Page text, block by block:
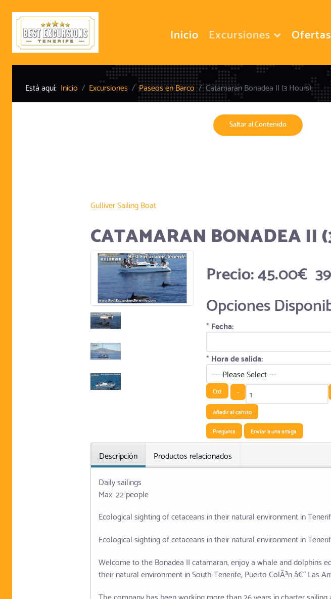
Inicio Excursiones Ofertas
Está aquí: Inicio Excursiones Paseos en Barco Catamaran Bonadea II (3 Hours)
Saltar al Contenido
Gulliver Sailing Boat
CATAMARAN BONADEA II
Precio:45.00€
Opciones
*Fecha:
*Hora de salida:
Ctd: -
Añadir al carrito
Pregunta
Enviar a una amiga
Descripción
Productos relacionados
Daily sailings
Max: 22 people
Ecological sighting of cetaceans in their natural environment in
Ecological sighting of cetaceans in their natural environment in
Welcome to the Bonadea II catamaran, enjoy a whale and dolphins
their natural environment in South Tenerife, Puerto ColÃ³n â€“ Las
The company has been working more than 26 years in charter